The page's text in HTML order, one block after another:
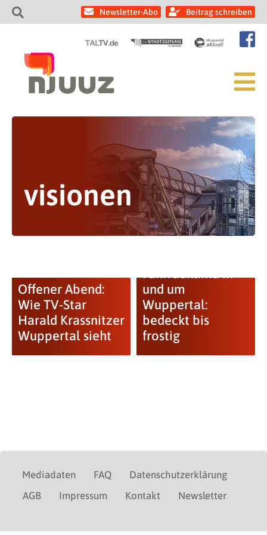
Newsletter-Abo Beitrag schreiben
visionen
Offener Abend:
Wie TV-Star
Harald Krassnitzer
Wuppertal sieht
und um
Wuppertal:
bedeckt bis
frostig
Mediadaten FAQ
Datenschutzerklärung
AGB
Impressum Kontakt Newsletter